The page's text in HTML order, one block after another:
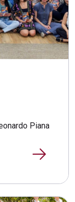
Piana